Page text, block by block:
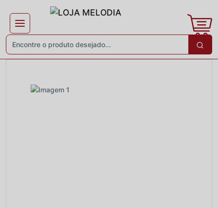
Receba ofertas e descontos exclusivos ×